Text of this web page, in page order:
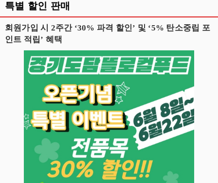
특별 할인 판매
회원가입 시 2주간 ‘30% 파격 할인’ 및 ‘5% 탄소중립 포
인트 적립’ 혜택